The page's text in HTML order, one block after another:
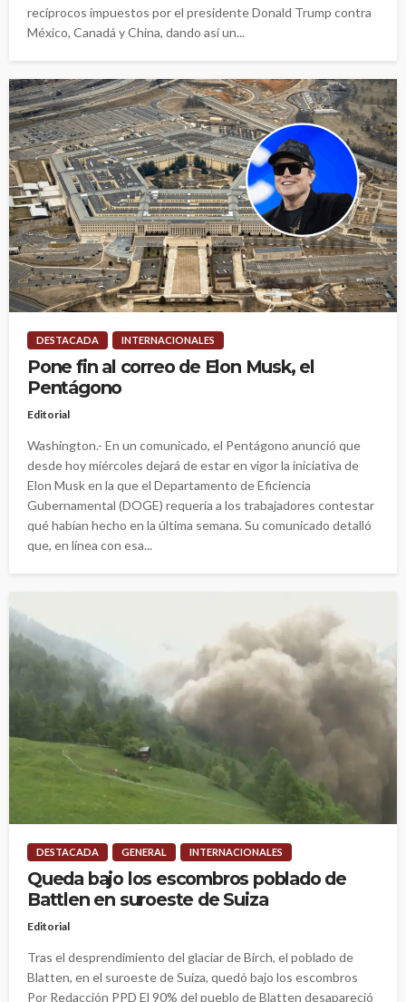
recíprocos impuestos por el presidente Donald Trump contra
México, Canadá y China, dando así un...
DESTACADA INTERNACIONALES
Pone fin al correo de Elon Musk, el
Pentágono
Editorial
Washington.- En un comunicado, el Pentágono anunció que
desde hoy miércoles dejará de estar en vigor la iniciativa de
Elon Musk en la que el Departamento de Eficiencia
Gubernamental (DOGE) requería a los trabajadores contestar
qué habían hecho en la última semana. Su comunicado detalló
que, en línea con esa...
DESTACADA GENERAL INTERNACIONALES
Queda bajo los escombros poblado de
Battlen en suroeste de Suiza
Editorial
Tras el desprendimiento del glaciar de Birch, el poblado de
Blatten, en el suroeste de Suiza, quedó bajo los escombros
Por Redacción PPD El 90% del pueblo de Blatten desapareció